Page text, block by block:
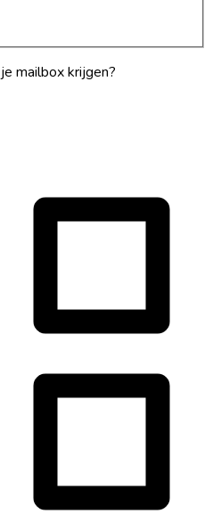
mailbox krijgen?